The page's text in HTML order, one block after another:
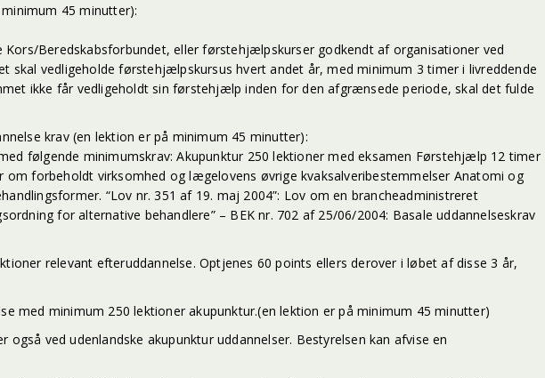
45 minutter):
Beredskabsforbundet, eller førstehjælpskurser godkendt af organisationer ved
vedligeholde førstehjælpskursus hvert andet år, med minimum 3 timer i livreddende
ikke får vedligeholdt sin førstehjælp inden for den afgrænsede periode, skal det fulde
krav (en lektion er på minimum 45 minutter):
følgende minimumskrav: Akupunktur 250 lektioner med eksamen Førstehjælp 12 timer
forbeholdt virksomhed og lægelovens øvrige kvaksalveribestemmelser Anatomi og
“Lov nr. 351 af 19. maj 2004”: Lov om en brancheadministreret
for alternative behandlere” – BEK nr. 702 af 25/06/2004: Basale uddannelseskrav
relevant efteruddannelse. Optjenes 60 points ellers derover i løbet af disse 3 år,
med minimum 250 lektioner akupunktur.(en lektion er på minimum 45 minutter)
ved udenlandske akupunktur uddannelser. Bestyrelsen kan afvise en